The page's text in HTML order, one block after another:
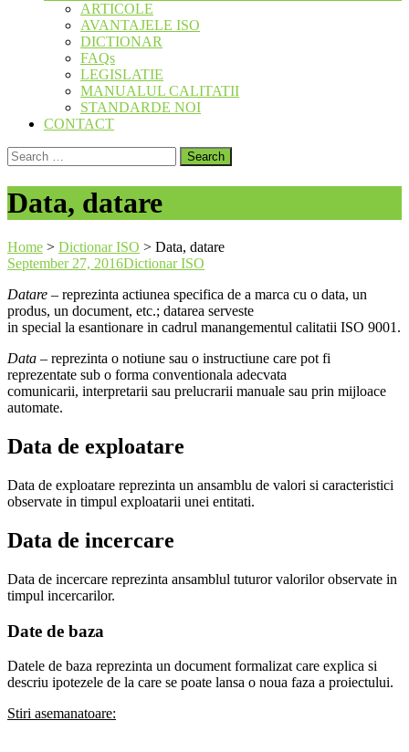
ARTICOLE
AVANTAJELE ISO
DICTIONAR
FAQs
LEGISLATIE
MANUALUL CALITATII
STANDARDE NOI
CONTACT
Search
for:
Data, datare
Home > Dictionar ISO > Data, datare
September 27, 2016Dictionar ISO
Datare – reprezinta actiunea specifica de a marca cu o data, un
produs, un document, etc.; datarea serveste
in special la esantionare in cadrul manangementul calitatii ISO 9001.
Data – reprezinta o notiune sau o instructiune care pot fi
reprezentate sub o forma conventionala adecvata
comunicarii, interpretarii sau prelucrarii manuale sau prin mijloace
automate.
Data de exploatare
Data de exploatare reprezinta un ansamblu de valori si caracteristici
observate in timpul exploatarii unei entitati.
Data de incercare
Data de incercare reprezinta ansamblul tuturor valorilor observate in
timpul incercarilor.
Date de baza
Datele de baza reprezinta un document formalizat care explica si
descriu ipotezele de la care se poate lansa o noua faza a proiectului.
Stiri asemanatoare: